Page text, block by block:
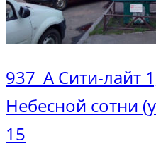
937_A Сити-лайт
Небесной сотни
15